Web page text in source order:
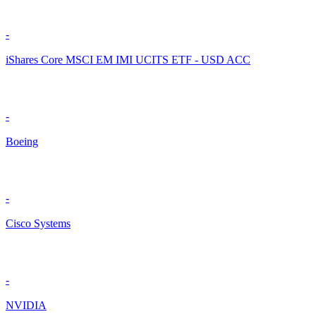
-
iShares Core MSCI EM IMI UCITS ETF - USD ACC
-
Boeing
-
Cisco Systems
-
NVIDIA